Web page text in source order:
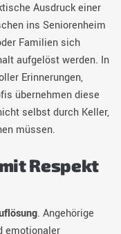
Ausdruck einer
ins Seniorenheim
Familien sich
aufgelöst werden. In
Erinnerungen,
übernehmen diese
selbst durch Keller,
müssen.
Respekt
. Angehörige
emotionaler